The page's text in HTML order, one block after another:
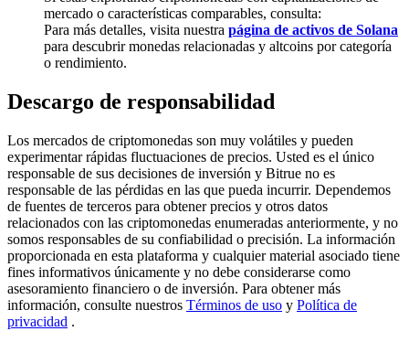
Share 500000 CASHCAT prize pool
Exclusive for BitMart Users
Precious Metals Trading Carnival
Trade Gold & Silver · 33,333 USDT Bonus
USDT New User Exclusive 10% APR
mercado o características comparables, consulta:
Para más detalles, visita nuestra página de activos de Solana
para descubrir monedas relacionadas y altcoins por categoría
o rendimiento.
Descargo de responsabilidad
Los mercados de criptomonedas son muy volátiles y pueden
experimentar rápidas fluctuaciones de precios. Usted es el único
responsable de sus decisiones de inversión y Bitrue no es
responsable de las pérdidas en las que pueda incurrir. Dependemos
de fuentes de terceros para obtener precios y otros datos
relacionados con las criptomonedas enumeradas anteriormente, y no
somos responsables de su confiabilidad o precisión. La información
proporcionada en esta plataforma y cualquier material asociado tiene
fines informativos únicamente y no debe considerarse como
asesoramiento financiero o de inversión. Para obtener más
información, consulte nuestros Términos de uso y Política de
privacidad .